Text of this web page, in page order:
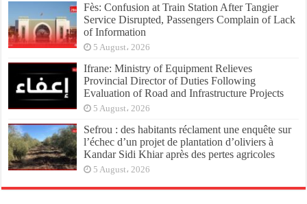
Fès: Confusion at Train Station After Tangier
Service Disrupted, Passengers Complain of Lack
of Information
5 August، 2026
Ifrane: Ministry of Equipment Relieves
Provincial Director of Duties Following
Evaluation of Road and Infrastructure Projects
5 August، 2026
Sefrou : des habitants réclament une enquête sur
l’échec d’un projet de plantation d’oliviers à
Kandar Sidi Khiar après des pertes agricoles
5 August، 2026